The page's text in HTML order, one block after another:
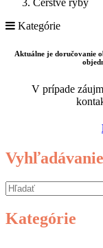
Čerstvé ryby
Kategórie
Aktuálne je doručovanie
V prípade
Vyhľadávanie
Kategórie